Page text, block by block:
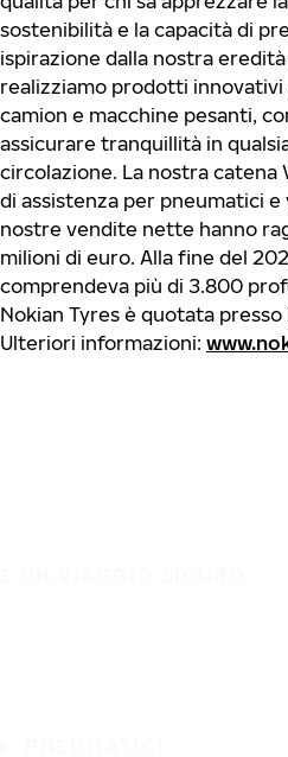
sostenibilità e la capacità di
ispirazione dalla nostra
realizziamo prodotti
camion e macchine pesanti,
assicurare tranquillità in
circolazione. La nostra catena
di assistenza per pneumatici e
nostre vendite nette hanno
milioni di euro. Alla fine del
comprendeva più di 3.800
Nokian Tyres è quotata presso
Ulteriori informazioni: